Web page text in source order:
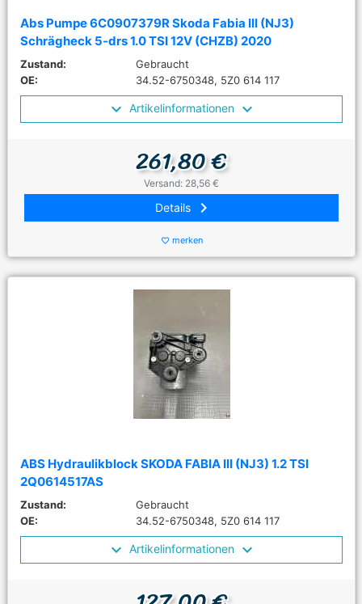
Abs Pumpe 6C0907379R Skoda Fabia III (NJ3)
Schrägheck 5-drs 1.0 TSI 12V (CHZB) 2020
Zustand:
Gebraucht
OE:
34.52-6750348, 5Z0 614 117
Artikelinformationen
261,80 €
Versand: 28,56 €
Details keyboard_arrow_right
favorite_border merken
ABS Hydraulikblock SKODA FABIA III (NJ3) 1.2 TSI
2Q0614517AS
Zustand:
Gebraucht
OE:
34.52-6750348, 5Z0 614 117
Artikelinformationen